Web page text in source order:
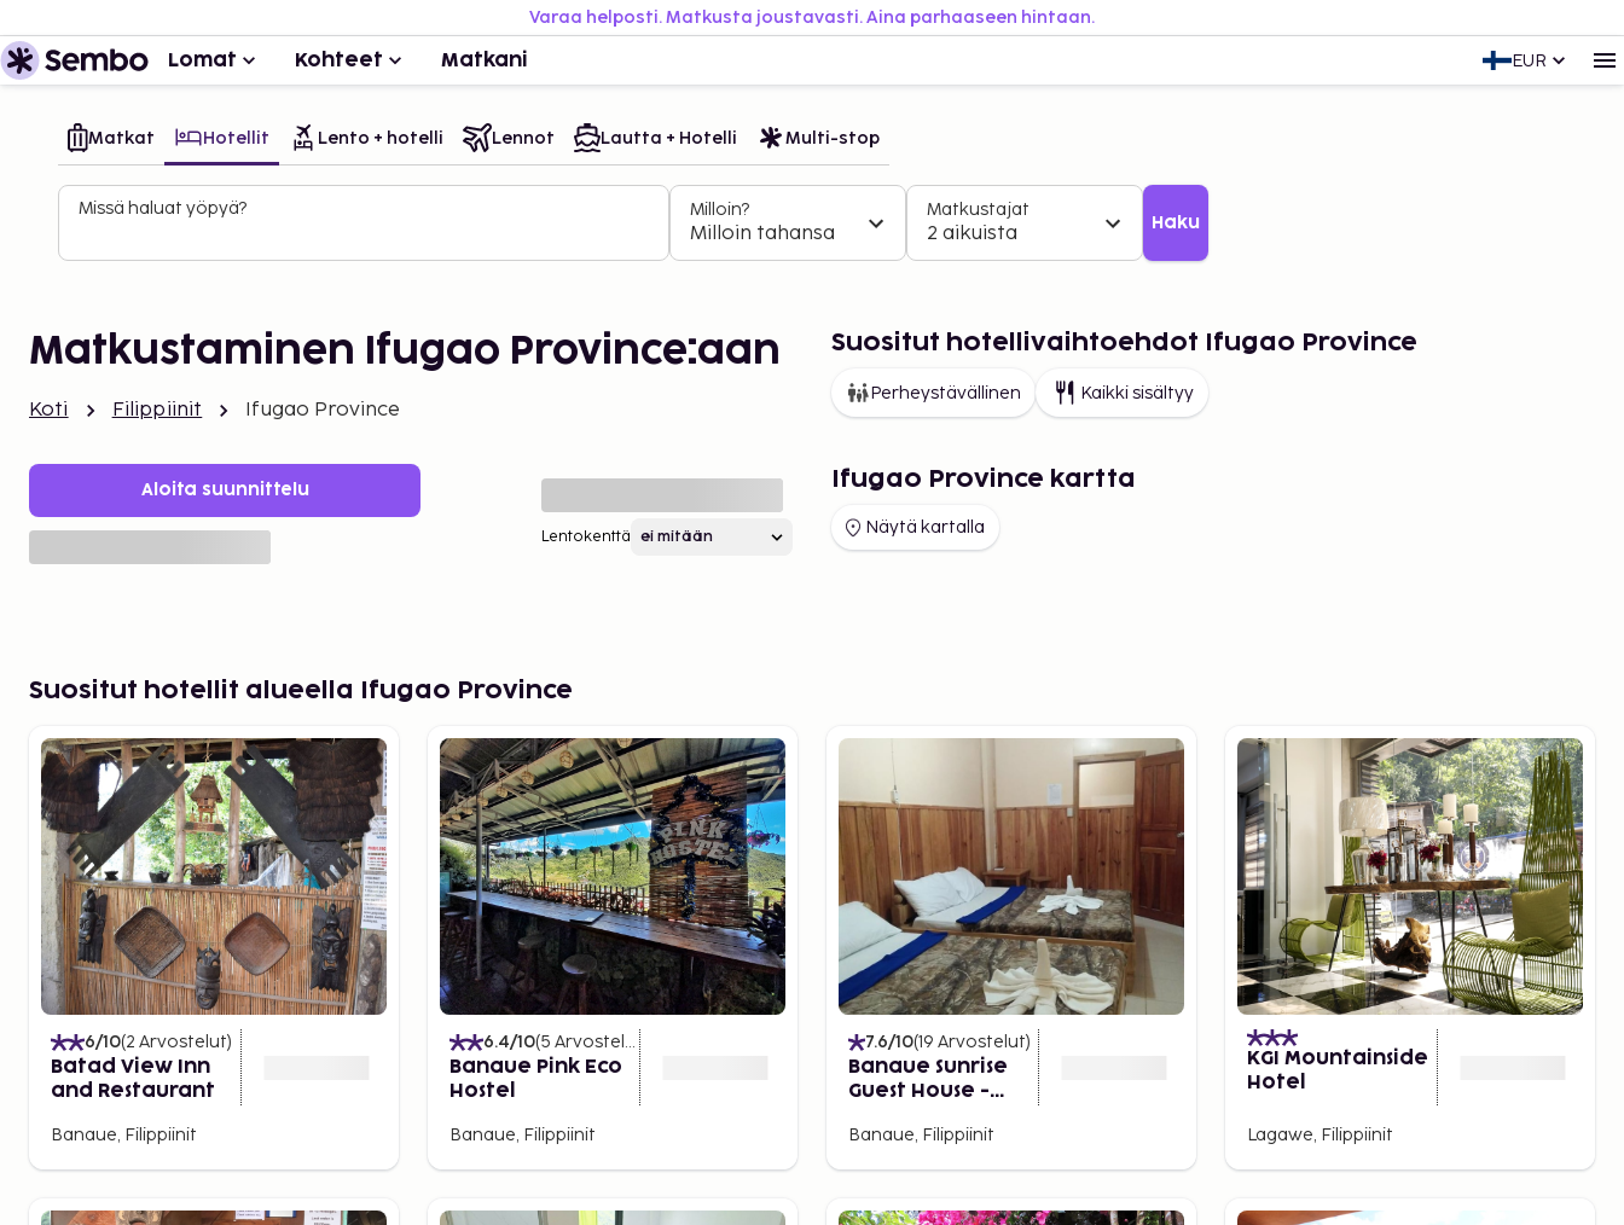
Varaa helposti. Matkusta joustavasti. Aina parhaaseen hintaan.
Lomat Kohteet Matkani EUR
Matkat Hotellit Lento + hotelli Lennot Lautta + Hotelli Multi-stop
Missä haluat yöpyä? Milloin?
Milloin tahansa
Matkustajat
2 aikuista Haku
Matkustaminen Ifugao Province:aan
Koti Filippiinit Ifugao Province
Aloita suunnittelu
Lentokenttä
Suositut hotellivaihtoehdot Ifugao Province
Perheystävällinen Kaikki sisältyy
Ifugao Province kartta
Näytä kartalla
Suositut hotellit alueella Ifugao Province
6/10(2 Arvostelut)
Batad View Inn
and Restaurant
Banaue, Filippiinit
6.4/10(5 Arvostelut
Banaue Pink Eco
Hostel
Banaue, Filippiinit
7.6/10(19 Arvostelut)
Banaue Sunrise
Guest House -
Banaue, Filippiinit
KGI Mountainside
Hotel
Lagawe, Filippiinit